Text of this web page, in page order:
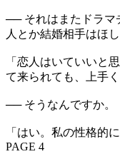
── それはまたドラマ
人とか結婚相手はほ
「恋人はいていいと
て来られても、上手
── そうなんですか。
「はい。私の性格的
PAGE 4